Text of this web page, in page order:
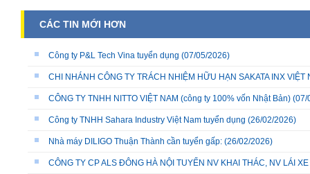
CÁC TIN MỚI HƠN
Công ty P&L Tech Vina tuyển dụng (07/05/2026)
CHI NHÁNH CÔNG TY TRÁCH NHIỆM HỮU HẠN SAKATA INX
CÔNG TY TNHH NITTO VIỆT NAM (công ty 100% vốn Nhật Bản) (07/
Công ty TNHH Sahara Industry Việt Nam tuyển dụng (26/02/2026)
Nhà máy DILIGO Thuận Thành cần tuyển gấp: (26/02/2026)
CÔNG TY CP ALS ĐÔNG HÀ NỘI TUYỂN NV KHAI THÁC, NV LÁI